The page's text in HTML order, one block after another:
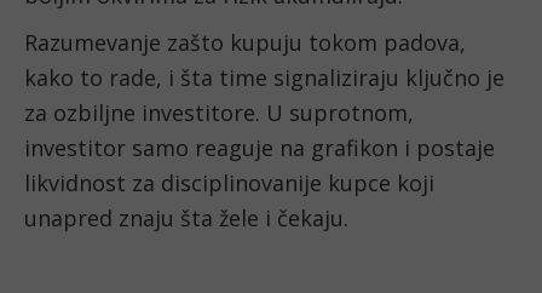
Razumevanje zašto kupuju tokom padova,
kako to rade, i šta time signaliziraju ključno je
za ozbiljne investitore. U suprotnom,
investitor samo reaguje na grafikon i postaje
likvidnost za disciplinovanije kupce koji
unapred znaju šta žele i čekaju.